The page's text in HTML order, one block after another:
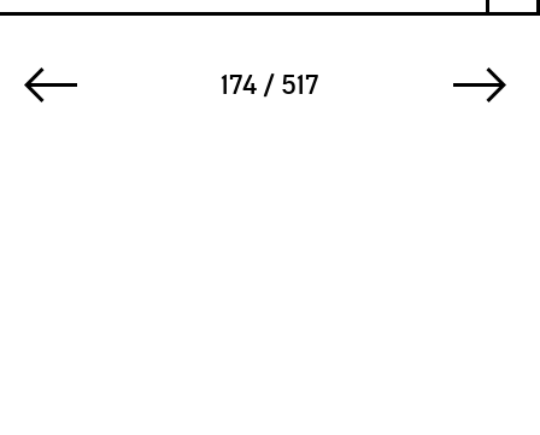
174 / 517